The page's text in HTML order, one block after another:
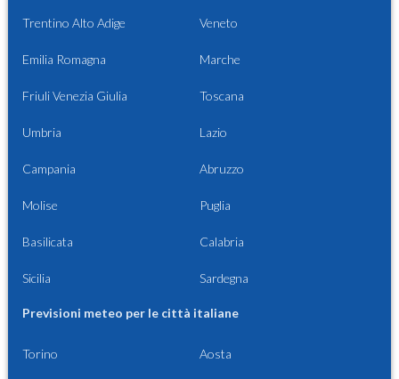
Trentino Alto Adige Veneto
Emilia Romagna Marche
Friuli Venezia Giulia Toscana
Umbria Lazio
Campania Abruzzo
Molise Puglia
Basilicata Calabria
Sicilia Sardegna
Previsioni meteo per le città italiane
Torino Aosta